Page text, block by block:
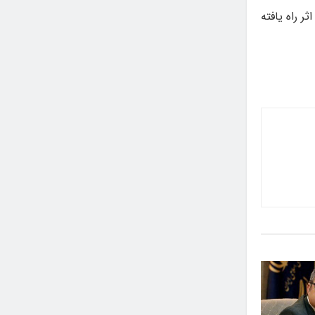
رپرتوار تئاتر «میرا»، پاییز سال جاری در خانه هنر میرا برگزار می‌شود و ۱۲ اثر راه یافته